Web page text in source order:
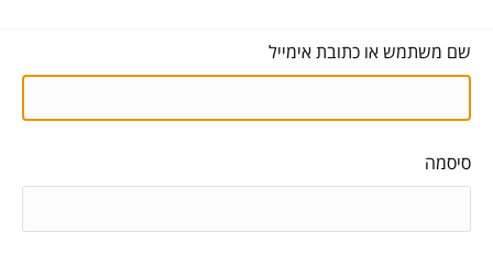
שם משתמש או כתובת אימייל
סיסמה